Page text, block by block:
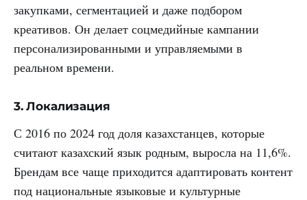
закупками, сегментацией и даже подбором
креативов. Он делает соцмедийные кампании
персонализированными и управляемыми в
реальном времени.
3. Локализация
С 2016 по 2024 год доля казахстанцев, которые
считают казахский язык родным, выросла на 11,6%.
Брендам все чаще приходится адаптировать контент
под национальные языковые и культурные